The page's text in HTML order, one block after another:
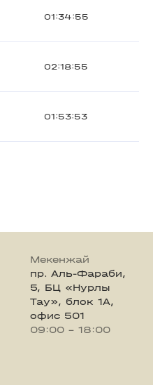
01:34:55
02:18:55
01:53:53
Мекенжай
пр. Аль-Фараби,
5, БЦ «Нурлы
Тау», блок 1А,
офис 501
09:00 - 18:00